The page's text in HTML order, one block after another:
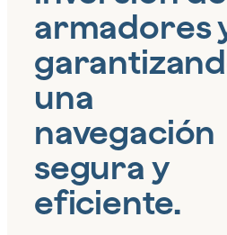
armadores
una
navegación
segura y
eficiente.